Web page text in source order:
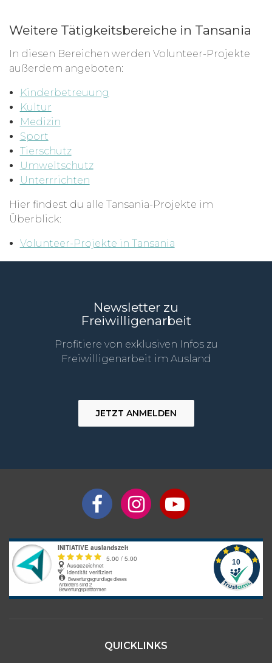
Weitere Tätigkeitsbereiche in Tansania
In diesen Bereichen werden Volunteer-Projekte
außerdem angeboten:
Kinderbetreuung
Kultur
Medizin
Sport
Tierschutz
Umweltschutz
Unterrrichten
Hier findest du alle Tansania-Projekte im
Überblick:
Volunteer-Projekte in Tansania
Newsletter zu
Freiwilligenarbeit
Profitiere von exklusiven Infos zu
Freiwilligenarbeit im Ausland
JETZT ANMELDEN
QUICKLINKS